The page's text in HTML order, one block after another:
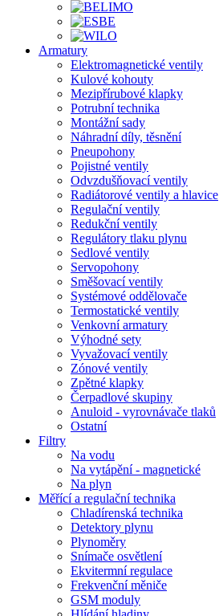
Armatury
Elektromagnetické ventily
Kulové kohouty
Mezipřírubové klapky
Potrubní technika
Montážní sady
Náhradní díly, těsnění
Pneupohony
Pojistné ventily
Odvzdušňovací ventily
Radiátorové ventily a hlavice
Regulační ventily
Redukční ventily
Regulátory tlaku plynu
Sedlové ventily
Servopohony
Směšovací ventily
Systémové oddělovače
Termostatické ventily
Venkovní armatury
Výhodné sety
Vyvažovací ventily
Zónové ventily
Zpětné klapky
Čerpadlové skupiny
Anuloid - vyrovnávače tlaků
Ostatní
Filtry
Na vodu
Na vytápění - magnetické
Na plyn
Měřící a regulační technika
Chladírenská technika
Detektory plynu
Plynoměry
Snímače osvětlení
Ekvitermní regulace
Frekvenční měniče
GSM moduly